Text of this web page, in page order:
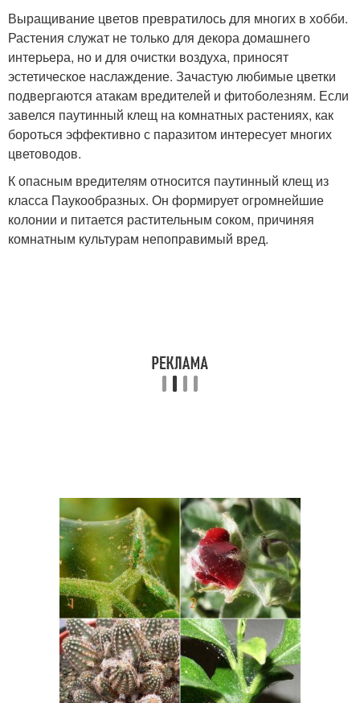
Выращивание цветов превратилось для многих в хобби.
Растения служат не только для декора домашнего
интерьера, но и для очистки воздуха, приносят
эстетическое наслаждение. Зачастую любимые цветки
подвергаются атакам вредителей и фитоболезням. Если
завелся паутинный клещ на комнатных растениях, как
бороться эффективно с паразитом интересует многих
цветоводов.
К опасным вредителям относится паутинный клещ из
класса Паукообразных. Он формирует огромнейшие
колонии и питается растительным соком, причиняя
комнатным культурам непоправимый вред.